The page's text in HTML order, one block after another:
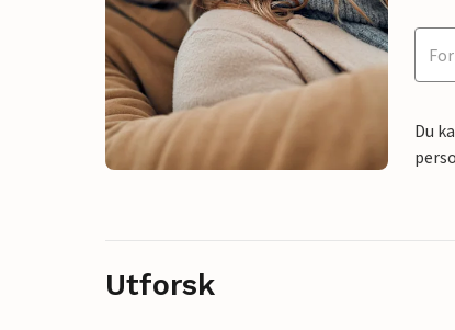
Du
Utforsk